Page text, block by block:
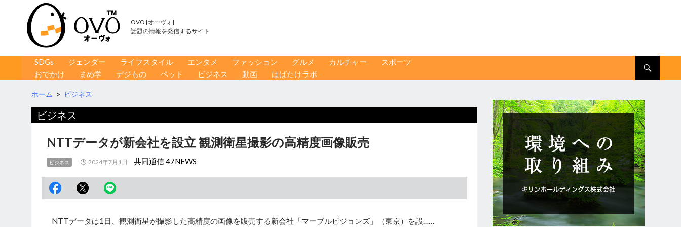
OVO [オーヴォ]
話題の情報を発信するサイト
コンテンツへ移動
SDGs ジェンダー ライフスタイル エンタメ ファッション グルメ カルチャー
スポーツ
おでかけ
まめ学 デジもの ペット ビジネス 動画 はばたけラボ
ホーム > ビジネス
ビジネス
NTTデータが新会社を設立 観測衛星撮影の高精度画像販売
ビジネス 2024年7月1日 共同通信 47NEWS
NTTデータは1日、観測衛星が撮影した高精度の画像を販売する新会社「マーブルビジョンズ」（東京）を設……